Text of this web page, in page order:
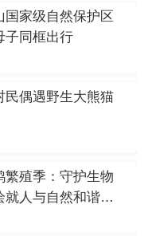
国家级自然保护区
子同框出行
民偶遇野生大熊猫
繁殖季：守护生物
就人与自然和谐画